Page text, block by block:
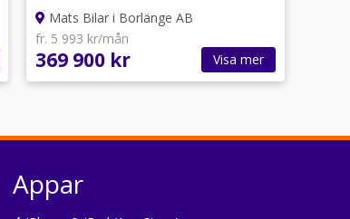
Mats Bilar i Borlänge AB
fr. 5 993 kr/mån
369 900 kr Visa mer
Appar